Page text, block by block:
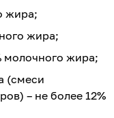
жира;
жира;
молочного жира;
(смеси
– не более 12%